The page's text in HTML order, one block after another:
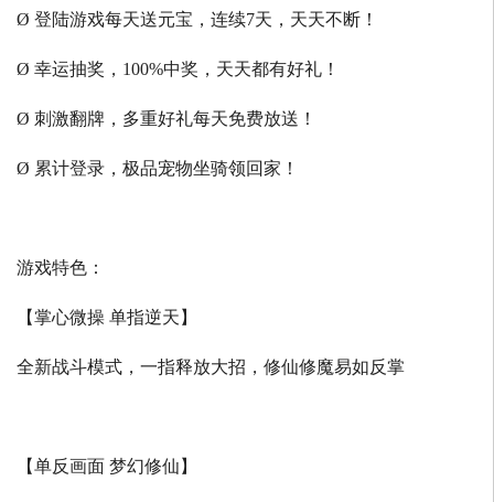
Ø 登陆游戏每天送元宝，连续7天，天天不断！
Ø 幸运抽奖，100%中奖，天天都有好礼！
Ø 刺激翻牌，多重好礼每天免费放送！
Ø 累计登录，极品宠物坐骑领回家！
游戏特色：
【掌心微操 单指逆天】
全新战斗模式，一指释放大招，修仙修魔易如反掌
【单反画面 梦幻修仙】